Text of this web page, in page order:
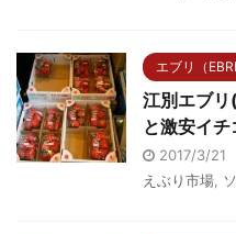
エブリ（
江別エブ
と激安イ
2017/3/21
えぶり市場,